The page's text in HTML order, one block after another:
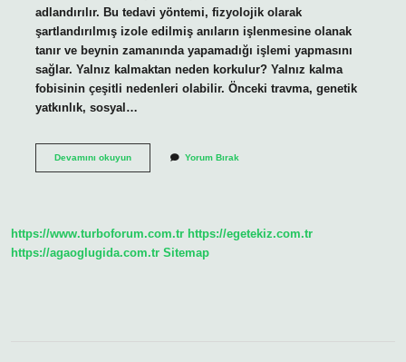
adlandırılır. Bu tedavi yöntemi, fizyolojik olarak
şartlandırılmış izole edilmiş anıların işlenmesine olanak
tanır ve beynin zamanında yapamadığı işlemi yapmasını
sağlar. Yalnız kalmaktan neden korkulur? Yalnız kalma
fobisinin çeşitli nedenleri olabilir. Önceki travma, genetik
yatkınlık, sosyal…
Devamını okuyunMonofobi
Yorum Bırak
https://www.turboforum.com.tr https://egetekiz.com.tr
https://agaoglugida.com.tr Sitemap